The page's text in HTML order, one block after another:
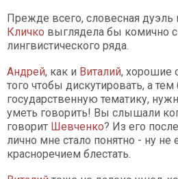
Прежде всего, словесная
Кличко выглядела бы комично с
лингвистического ряда.
Андрей, как и Виталий, хорошие
того чтобы дискутировать, а тем
государственную тематику,
уметь говорить! Вы слышали
говорит Шевченко? Из его
лично мне стало понятно - ну не
красноречием блестать.